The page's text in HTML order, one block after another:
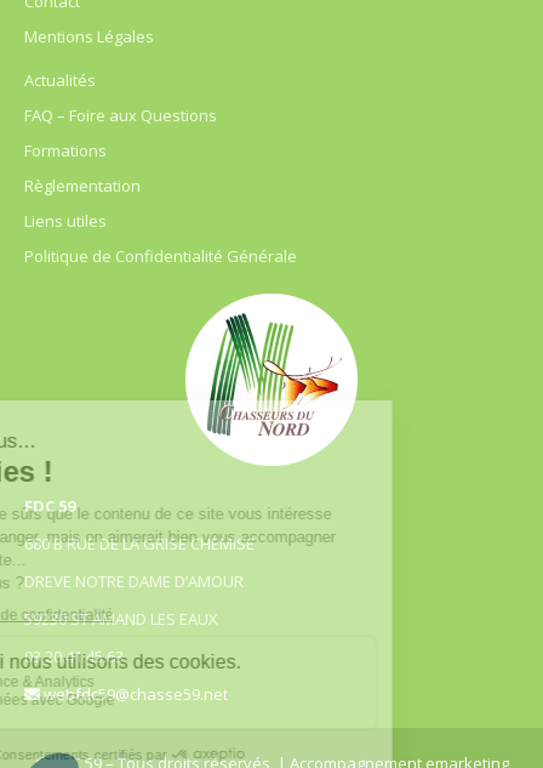
Mentions Légales
Actualités
FAQ – Foire aux Questions
Formations
Règlementation
Liens utiles
Politique de Confidentialité Générale
FDC 59
680 B RUE DE LA GRISE CHEMISE
DREVE NOTRE DAME D’AMOUR
59230 ST AMAND LES EAUX
03.20.41.45.63
webfdc59@chasse59.net
© FDC 59 – Tous droits réservés | Accompagnement emarketing